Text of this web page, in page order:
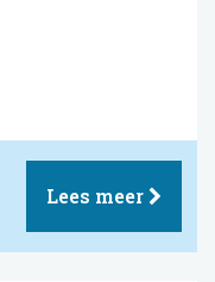
Lees meer